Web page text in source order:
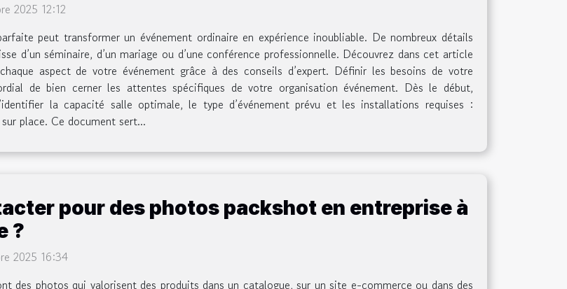
2025 12:12
peut transformer un événement ordinaire en expérience inoubliable. De nombreux détails
d’un séminaire, d’un mariage ou d’une conférence professionnelle. Découvrez dans cet article
aspect de votre événement grâce à des conseils d’expert. Définir les besoins de votre
de bien cerner les attentes spécifiques de votre organisation événement. Dès le début,
la capacité salle optimale, le type d’événement prévu et les installations requises :
place. Ce document sert...
pour des photos packshot en entreprise à
?
2025 16:34
des photos qui valorisent des produits dans un catalogue, sur un site e-commerce ou dans des